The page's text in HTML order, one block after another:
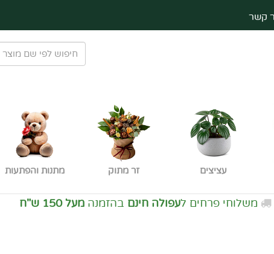
קשר
עציצים זר מתוק מתנות והפתעות
פרחים לעפולה חינםבהזמנהמעל 150 ש"ח